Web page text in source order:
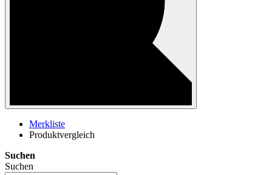
Merkliste
Produktvergleich
Suchen
Suchen